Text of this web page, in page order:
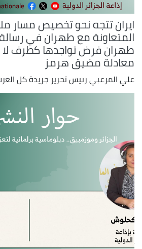
ايران تتجه نحو تخصيص مسار
المتعاونة مع طهران في
طهران فرض تواجدها كطرف
معادلة مضيق هرمز
علي المرعبي رىيس تحرير جريدة كل